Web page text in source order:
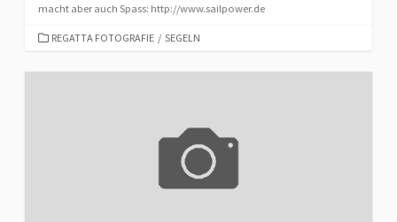
macht aber auch Spass: http://www.sailpower.de
CATEGORIES
REGATTA FOTOGRAFIE / SEGELN